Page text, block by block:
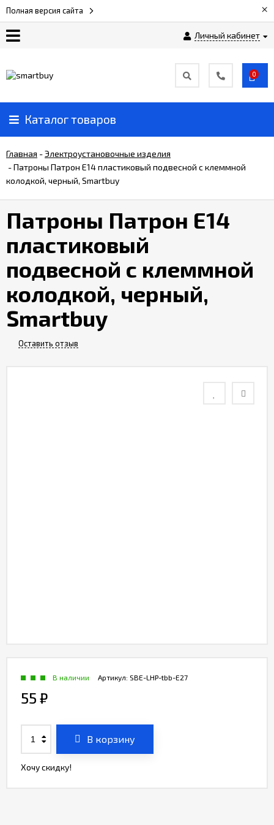
Полная версия сайта ×
Личный кабинет
Прайс-
Доставка
и
оплата
Контакты
Отзывы
0
Каталог товаров
Главная -Электроустановочные изделия
-Патроны Патрон Е14 пластиковый подвесной с клеммной
колодкой, черный, Smartbuy
Патроны Патрон Е14
пластиковый
подвесной с клеммной
колодкой, черный,
Smartbuy
Оставить отзыв
Артикул: SBE-LHP-tbb-E27
В наличии
55 ₽
В корзину
Хочу скидку!